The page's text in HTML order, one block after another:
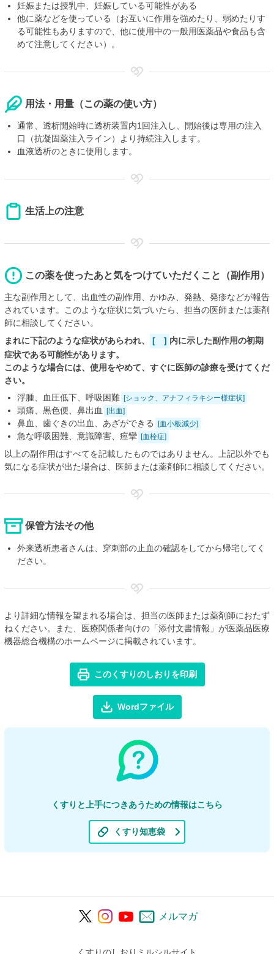
妊娠または授乳中、妊娠している可能性がある
他に薬などを使っている（お互いに作用を強めたり、弱めたりす
る可能性もありますので、他に使用中の一般用医薬品や食品も含
めて注意してください）。
用法・用量（この薬の使い方）
通常、透析開始時に透析装置内1回注入し、開始後は専用の注入
口（抗凝固薬注入ライン）より持続注入します。
血液透析のときに使用します。
生活上の注意
この薬を使ったあと気をつけていただくこと（副作用）
主な副作用として、出血性の副作用、かゆみ、発熱、発疹などが報告
されています。このような症状に気づいたら、担当の医師または薬剤
師に相談してください。
まれに下記のような症状があらわれ、
[ ] 内に示した副作用の初期
症状である可能性があります。
このような場合には、使用をやめて、すぐに医師の診療を受けてくだ
さい。
浮腫、血圧低下、呼吸困難 [ショック、アナフィラキシー様症状]
頭痛、黒色便、鼻出血 [出血]
鼻血、歯ぐきの出血、あざができる [血小板減少]
急な呼吸困難、意識障害、痙攣 [血栓症]
以上の副作用はすべてを記載したものではありません。上記以外でも
気になる症状が出た場合は、医師または薬剤師に相談してください。
保管方法その他
外来透析患者さんは、穿刺部の止血の確認をしてから帰宅してく
ださい。
より詳細な情報を望まれる場合は、担当の医師または薬剤師におたず
ねください。また、医療関係者向けの「添付文書情報」が医薬品医療
機器総合機構のホームページに掲載されています。
このくすりのしおりを印刷
Wordファイル
くすりと上手につきあうための情報はこちら
くすり知恵袋
メルマガ
くすりのしおりミルシルサイト